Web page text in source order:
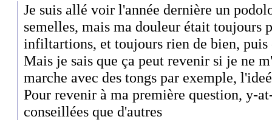
Je suis allé voir l'année dernière un
semelles, mais ma douleur était toujours
infiltartions, et toujours rien de bien, puis
Mais je sais que ça peut revenir si je ne
marche avec des tongs par exemple,
Pour revenir à ma première question, y-
conseillées que d'autres